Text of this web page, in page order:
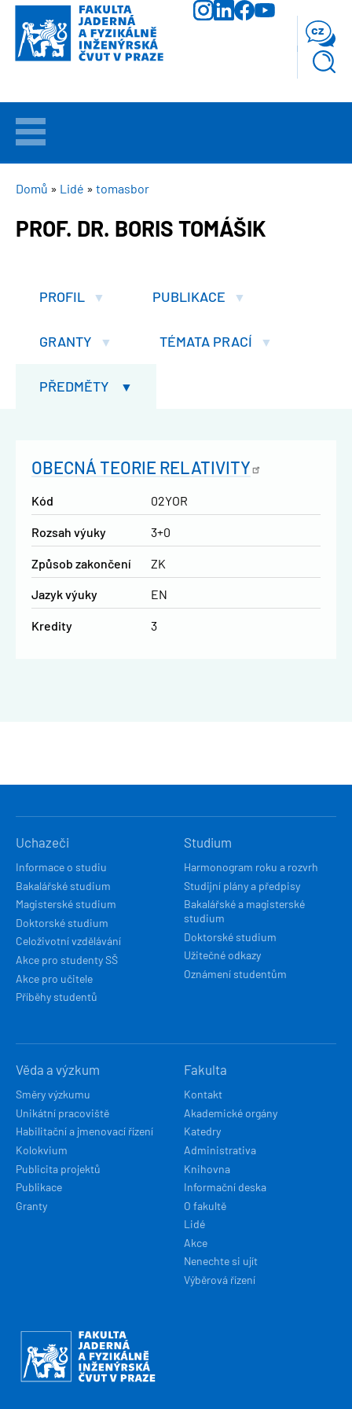
Přejít
hlavnímu
obsahu
VÍTEJTE
UCHAZEČI
STUDIUM
VÝZKUM
FAKULTA
cz
DROBEČKOVÁ
Domů Lidé tomasbor
PROF. DR. BORIS TOMÁŠIK
PROFIL PUBLIKACE
GRANTY TÉMATA PRACÍ
PŘEDMĚTY
OBECNÁ TEORIE RELATIVITY
Kód 02YOR
Rozsah výuky 3+0
Způsob zakončení ZK
Jazyk výuky EN
Kredity 3
NAVIGACE
Uchazeči
Informace o studiu
Bakalářské studium
Magisterské studium
Doktorské studium
Celoživotní vzdělávání
Akce pro studenty SŠ
Akce pro učitele
Příběhy studentů
Studium
Harmonogram roku a rozvrh
Studijní plány a předpisy
Bakalářské a magisterské
studium
Doktorské studium
Užitečné odkazy
Oznámení studentům
Věda a výzkum
Směry výzkumu
Unikátní pracoviště
Habilitační a jmenovací řízení
Kolokvium
Publicita projektů
Publikace
Granty
Fakulta
Kontakt
Akademické orgány
Katedry
Administrativa
Knihovna
Informační deska
O fakultě
Lidé
Akce
Nenechte si ujít
Výběrová řízení
Obrázek